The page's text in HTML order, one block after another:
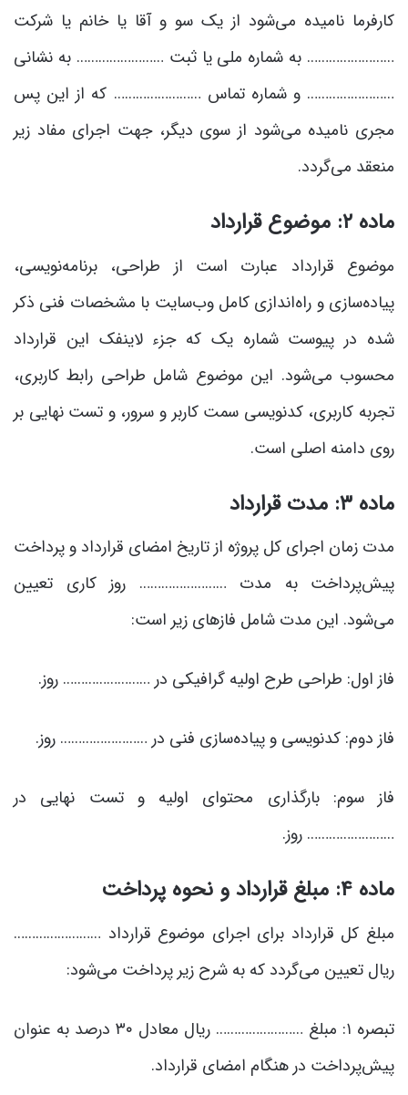
کارفرما نامیده می‌شود از یک سو و آقا یا خانم یا شرکت
…………………… به شماره ملی یا ثبت …………………… به نشانی
…………………… و شماره تماس …………………… که از این پس
مجری نامیده می‌شود از سوی دیگر، جهت اجرای مفاد زیر
منعقد می‌گردد.
ماده ۲: موضوع قرارداد
موضوع قرارداد عبارت است از طراحی، برنامه‌نویسی،
پیاده‌سازی و راه‌اندازی کامل وب‌سایت با مشخصات فنی ذکر
شده در پیوست شماره یک که جزء لاینفک این قرارداد
محسوب می‌شود. این موضوع شامل طراحی رابط کاربری،
تجربه کاربری، کدنویسی سمت کاربر و سرور، و تست نهایی بر
روی دامنه اصلی است.
ماده ۳: مدت قرارداد
مدت زمان اجرای کل پروژه از تاریخ امضای قرارداد و پرداخت
پیش‌پرداخت به مدت …………………… روز کاری تعیین
می‌شود. این مدت شامل فازهای زیر است:
فاز اول: طراحی طرح اولیه گرافیکی در …………………… روز.
فاز دوم: کدنویسی و پیاده‌سازی فنی در …………………… روز.
فاز سوم: بارگذاری محتوای اولیه و تست نهایی در
…………………… روز.
ماده ۴: مبلغ قرارداد و نحوه پرداخت
مبلغ کل قرارداد برای اجرای موضوع قرارداد ……………………
ریال تعیین می‌گردد که به شرح زیر پرداخت می‌شود:
تبصره ۱: مبلغ …………………… ریال معادل ۳۰ درصد به عنوان
پیش‌پرداخت در هنگام امضای قرارداد.